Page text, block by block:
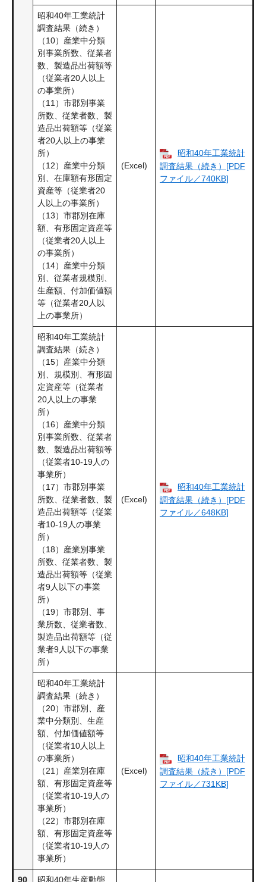
昭和40年工業統計
調査結果（続き）
（10）産業中分類
別事業所数、従業者
数、製造品出荷額等
（従業者20人以上
の事業所）
（11）市郡別事業
所数、従業者数、製
造品出荷額等（従業
者20人以上の事業
所）
（12）産業中分類
別、在庫額有形固定
資産等（従業者20
人以上の事業所）
（13）市郡別在庫
額、有形固定資産等
（従業者20人以上
の事業所）
（14）産業中分類
別、従業者規模別、
生産額、付加価値額
等（従業者20人以
上の事業所）
(Excel)
昭和40年工業統計
調査結果（続き）[PDF
ファイル／740KB]
昭和40年工業統計
調査結果（続き）
（15）産業中分類
別、規模別、有形固
定資産等（従業者
20人以上の事業
所）
（16）産業中分類
別事業所数、従業者
数、製造品出荷額等
（従業者10-19人の
事業所）
（17）市郡別事業
所数、従業者数、製
造品出荷額等（従業
者10-19人の事業
所）
（18）産業別事業
所数、従業者数、製
造品出荷額等（従業
者9人以下の事業
所）
（19）市郡別、事
業所数、従業者数、
製造品出荷額等（従
業者9人以下の事業
所）
(Excel)
昭和40年工業統計
調査結果（続き）[PDF
ファイル／648KB]
昭和40年工業統計
調査結果（続き）
（20）市郡別、産
業中分類別、生産
額、付加価値額等
（従業者10人以上
の事業所）
（21）産業別在庫
額、有形固定資産等
（従業者10-19人の
事業所）
（22）市郡別在庫
額、有形固定資産等
（従業者10-19人の
事業所）
(Excel)
昭和40年工業統計
調査結果（続き）[PDF
ファイル／731KB]
90
昭和40年生産動態